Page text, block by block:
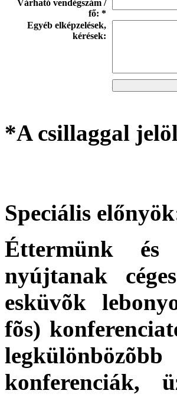
Várható vendégszám /
fő: *
Egyéb elképzelések,
kérések:
*A csillaggal
Speciális
Éttermünk és
nyújtanak
esküvõk
fõs)
konferenciák,